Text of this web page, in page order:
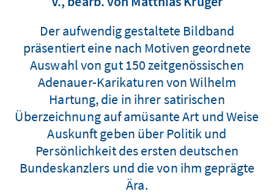
Der aufwendig gestaltete Bildband
präsentiert eine nach Motiven geordnete
Auswahl von gut 150 zeitgenössischen
Adenauer-Karikaturen von Wilhelm
Hartung, die in ihrer satirischen
Überzeichnung auf amüsante Art und Weise
Auskunft geben über Politik und
Persönlichkeit des ersten deutschen
Bundeskanzlers und die von ihm geprägte
Ära.